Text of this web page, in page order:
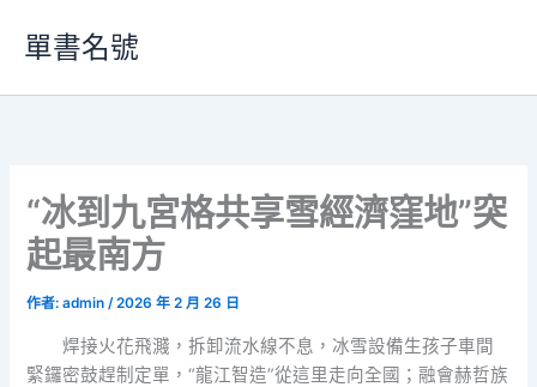
要
單書名號
“冰到九宮格共享雪經濟窪地”突
起最南方
作者:admin/2026 年 2 月 26 日
焊接火花飛濺，拆卸流水線不息，冰雪設備生孩子車間
緊鑼密鼓趕制定單，“龍江智造”從這里走向全國；融會赫哲族